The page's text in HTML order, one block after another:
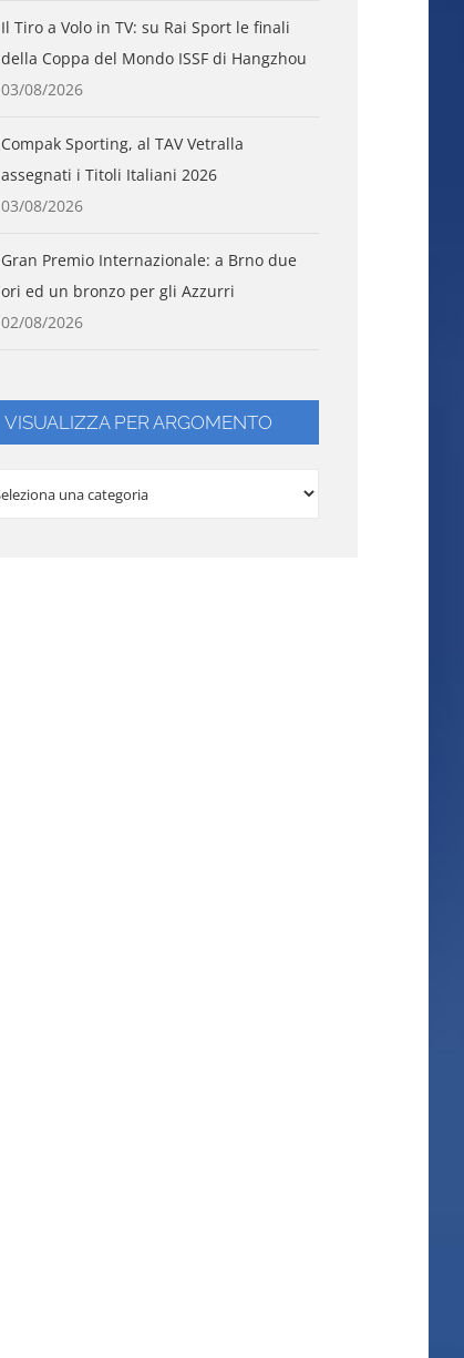
Il Tiro a Volo in TV: su Rai Sport le finali
della Coppa del Mondo ISSF di Hangzhou
03/08/2026
Compak Sporting, al TAV Vetralla
assegnati i Titoli Italiani 2026
03/08/2026
Gran Premio Internazionale: a Brno due
ori ed un bronzo per gli Azzurri
02/08/2026
VISUALIZZA PER ARGOMENTO